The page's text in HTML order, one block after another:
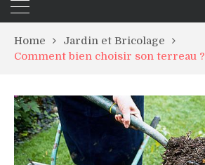
Home
Jardin et Bricolage
Comment bien choisir son terreau ?